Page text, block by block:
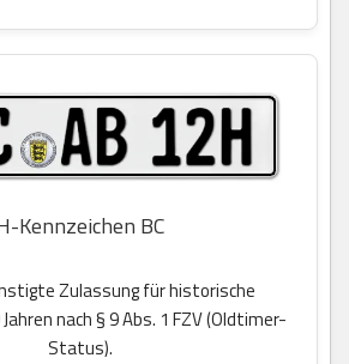
Kennzeichen BC
Zulassung für historische
nach § 9 Abs. 1 FZV (Oldtimer-
Status).